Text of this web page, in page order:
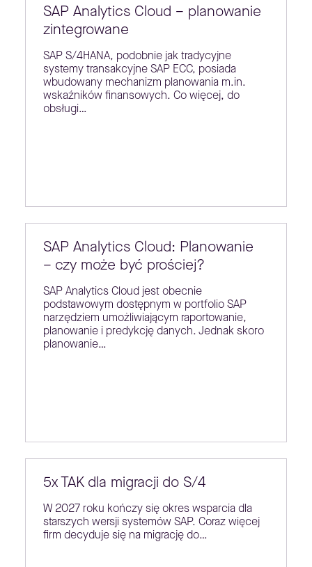
SAP Analytics Cloud – planowanie
zintegrowane
SAP S/4HANA, podobnie jak tradycyjne
systemy transakcyjne SAP ECC, posiada
wbudowany mechanizm planowania m.in.
wskaźników finansowych. Co więcej, do
obsługi…
SAP Analytics Cloud: Planowanie
– czy może być prościej?
SAP Analytics Cloud jest obecnie
podstawowym dostępnym w portfolio SAP
narzędziem umożliwiającym raportowanie,
planowanie i predykcję danych. Jednak skoro
planowanie…
5x TAK dla migracji do S/4
W 2027 roku kończy się okres wsparcia dla
starszych wersji systemów SAP. Coraz więcej
firm decyduje się na migrację do…